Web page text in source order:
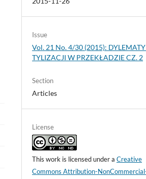
Issue
Vol. 21 No. 4/30 (2015): DYLEMATY
TYLIZACJI W PRZEKŁADZIE CZ. 2
Section
Articles
License
This work is licensed under aCreative
Commons Attribution-